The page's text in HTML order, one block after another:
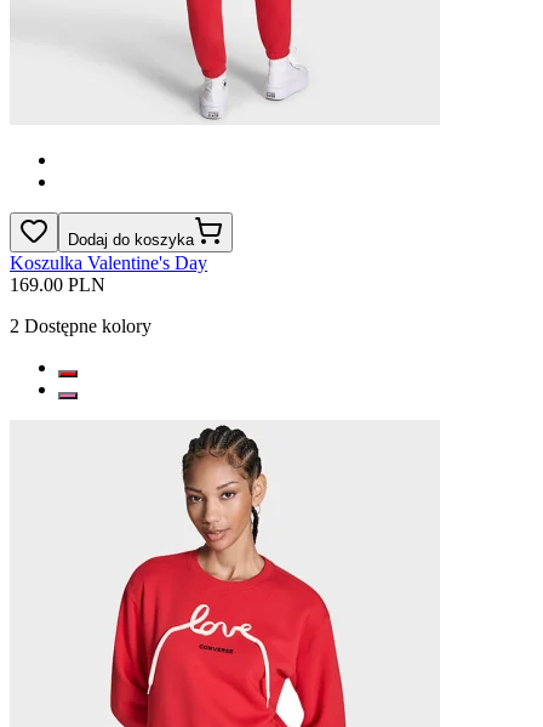
Dodaj do koszyka
Koszulka Valentine's Day
169.00 PLN
2 Dostępne kolory